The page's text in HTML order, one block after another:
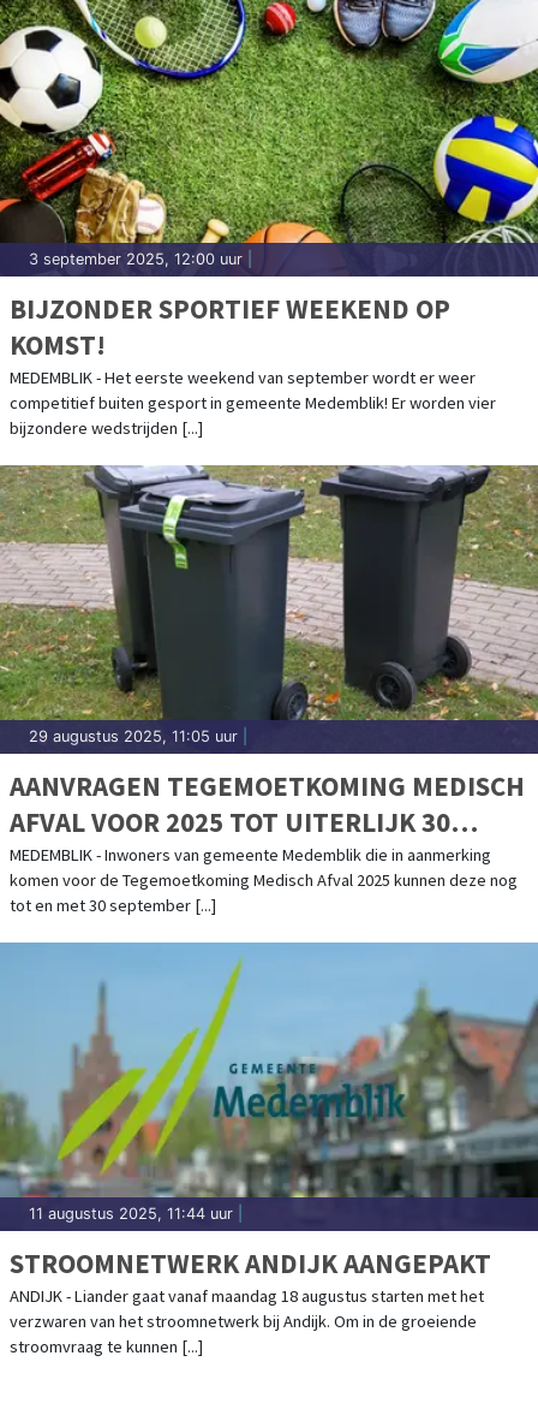
3 september 2025, 12:00 uur
BIJZONDER SPORTIEF WEEKEND OP
KOMST!
MEDEMBLIK - Het eerste weekend van september wordt er weer
competitief buiten gesport in gemeente Medemblik! Er worden vier
bijzondere wedstrijden [...]
29 augustus 2025, 11:05 uur
AANVRAGEN TEGEMOETKOMING MEDISCH
AFVAL VOOR 2025 TOT UITERLIJK 30
SEPTEMBER MOGELIJK
MEDEMBLIK - Inwoners van gemeente Medemblik die in aanmerking
komen voor de Tegemoetkoming Medisch Afval 2025 kunnen deze nog
tot en met 30 september [...]
11 augustus 2025, 11:44 uur
STROOMNETWERK ANDIJK AANGEPAKT
ANDIJK - Liander gaat vanaf maandag 18 augustus starten met het
verzwaren van het stroomnetwerk bij Andijk. Om in de groeiende
stroomvraag te kunnen [...]